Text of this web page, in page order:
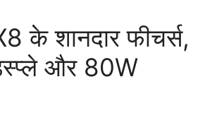
के शानदार फीचर्स,
और 80W